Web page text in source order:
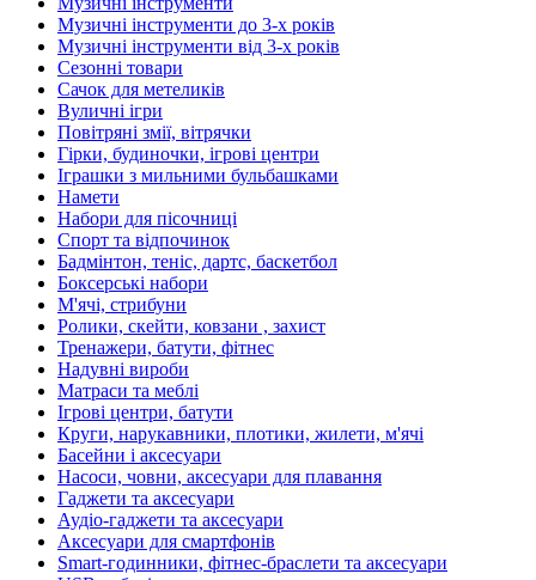
Музичні інструменти до 3-х років
Музичні інструменти від 3-х років
Сезонні товари
Сачок для метеликів
Вуличні ігри
Повітряні змії, вітрячки
Гірки, будиночки, ігрові центри
Іграшки з мильними бульбашками
Намети
Набори для пісочниці
Спорт та відпочинок
Бадмінтон, теніс, дартс, баскетбол
Боксерські набори
М'ячі, стрибуни
Ролики, скейти, ковзани , захист
Тренажери, батути, фітнес
Надувні вироби
Матраси та меблі
Ігрові центри, батути
Круги, нарукавники, плотики, жилети, м'ячі
Басейни і аксесуари
Насоси, човни, аксесуари для плавання
Гаджети та аксесуари
Аудіо-гаджети та аксесуари
Аксесуари для смартфонів
Smart-годинники, фітнес-браслети та аксесуари